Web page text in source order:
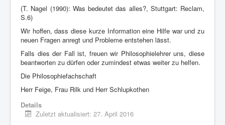
(T. Nagel (1990): Was bedeutet das alles?, Stuttgart: Reclam,
S.6)
Wir hoffen, dass diese kurze Information eine Hilfe war und zu
neuen Fragen anregt und Probleme entstehen lässt.
Falls dies der Fall ist, freuen wir Philosophielehrer uns, diese
beantworten zu dürfen oder zumindest etwas weiter zu helfen.
Die Philosophiefachschaft
Herr Feige, Frau Rilk und Herr Schlupkothen
Details
Zuletzt aktualisiert: 27. April 2016